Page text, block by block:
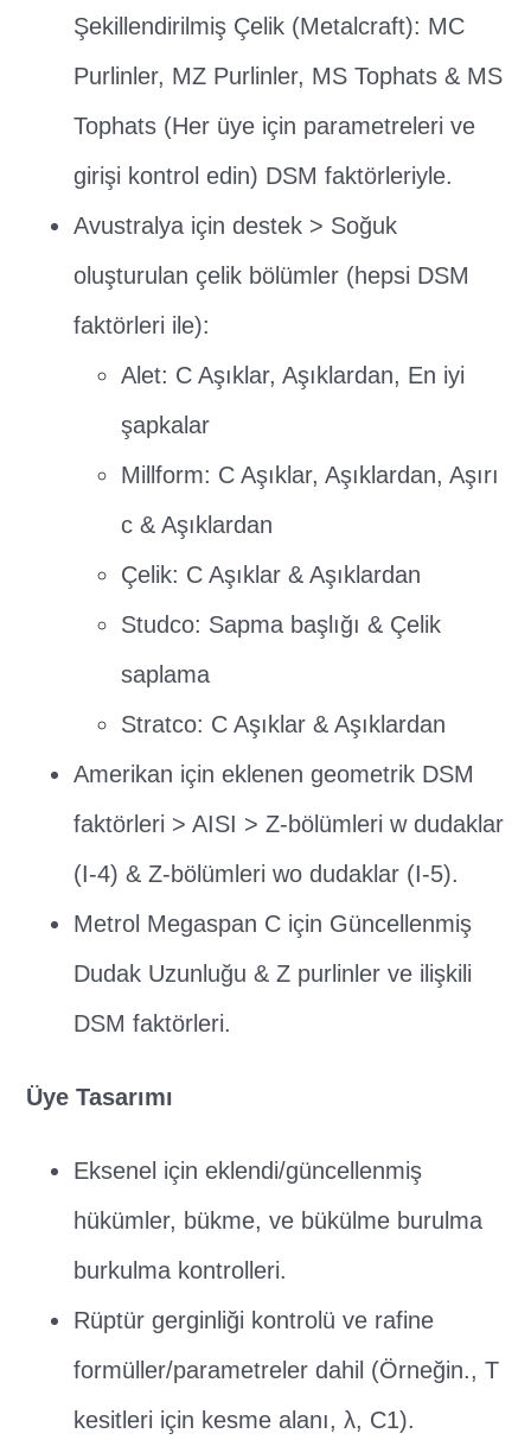
Şekillendirilmiş Çelik (Metalcraft): MC
Purlinler, MZ Purlinler, MS Tophats & MS
Tophats (Her üye için parametreleri ve
girişi kontrol edin) DSM faktörleriyle.
Avustralya için destek > Soğuk
oluşturulan çelik bölümler (hepsi DSM
faktörleri ile):
Alet: C Aşıklar, Aşıklardan, En iyi
şapkalar
Millform: C Aşıklar, Aşıklardan, Aşırı
c & Aşıklardan
Çelik: C Aşıklar & Aşıklardan
Studco: Sapma başlığı & Çelik
saplama
Stratco: C Aşıklar & Aşıklardan
Amerikan için eklenen geometrik DSM
faktörleri > AISI > Z-bölümleri w dudaklar
(I-4) & Z-bölümleri wo dudaklar (I-5).
Metrol Megaspan C için Güncellenmiş
Dudak Uzunluğu & Z purlinler ve ilişkili
DSM faktörleri.
Üye Tasarımı
Eksenel için eklendi/güncellenmiş
hükümler, bükme, ve bükülme burulma
burkulma kontrolleri.
Rüptür gerginliği kontrolü ve rafine
formüller/parametreler dahil (Örneğin., T
kesitleri için kesme alanı, λ, C1).